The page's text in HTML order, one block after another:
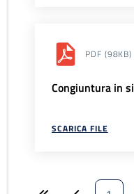
PDF (98KB)
Congiuntura in
SCARICA FILE